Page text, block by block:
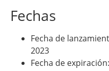
Fechas
Fecha de
2023
Fecha de